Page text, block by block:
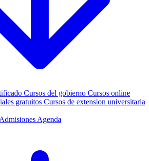
Cursos del gobierno Cursos online
gratuitos Cursos de extension universitaria
Admisiones Agenda